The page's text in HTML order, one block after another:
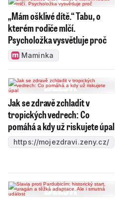
„Mám ošklivé dítě.“ Tabu, o
kterém rodiče mlčí.
Psycholožka vysvětluje proč
Maminka
Jak se zdravě zchladit v
tropických vedrech: Co
pomáhá a kdy už riskujete úpal
https://mojezdravi.zeny.cz/